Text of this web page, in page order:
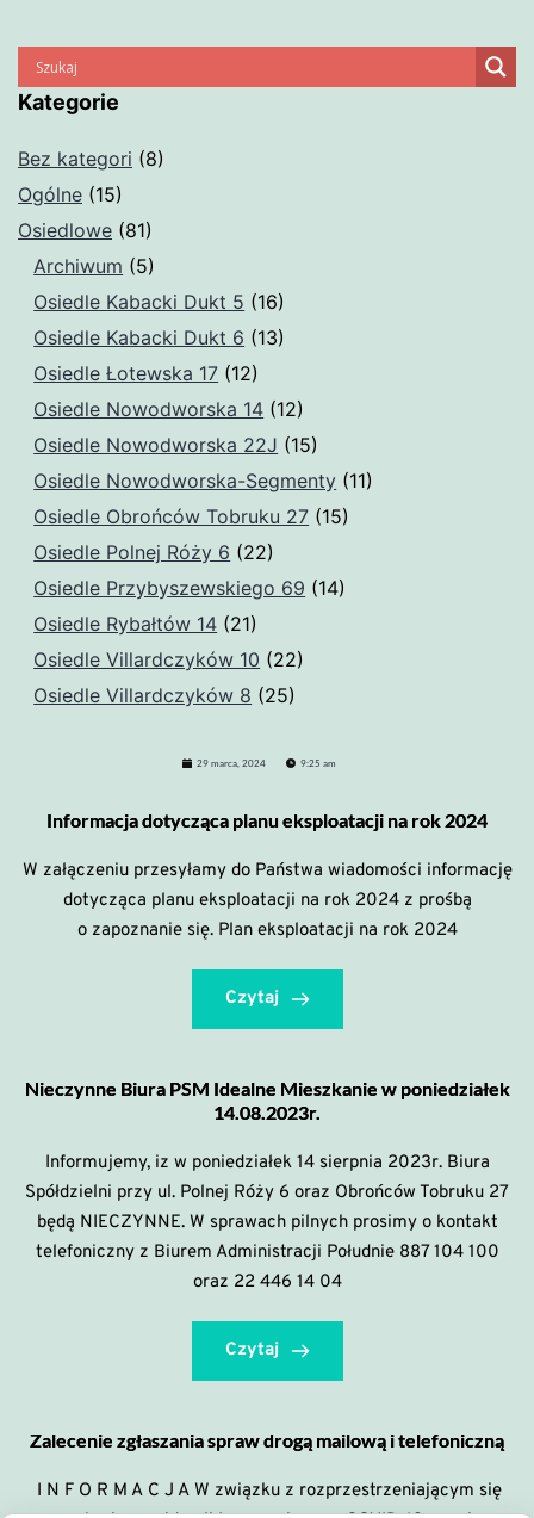
Kategorie
Bez kategori (8)
Ogólne (15)
Osiedlowe (81)
Archiwum (5)
Osiedle Kabacki Dukt 5 (16)
Osiedle Kabacki Dukt 6 (13)
Osiedle Łotewska 17 (12)
Osiedle Nowodworska 14 (12)
Osiedle Nowodworska 22J (15)
Osiedle Nowodworska-Segmenty (11)
Osiedle Obrońców Tobruku 27 (15)
Osiedle Polnej Róży 6 (22)
Osiedle Przybyszewskiego 69 (14)
Osiedle Rybałtów 14 (21)
Osiedle Villardczyków 10 (22)
Osiedle Villardczyków 8 (25)
29 marca, 2024 9:25 am
Informacja dotycząca planu eksploatacji na rok 2024
W załączeniu przesyłamy do Państwa wiadomości informację
dotycząca planu eksploatacji na rok 2024 z prośbą
o zapoznanie się. Plan eksploatacji na rok 2024
Czytaj
Nieczynne Biura PSM Idealne Mieszkanie w poniedziałek
14.08.2023r.
Informujemy, iz w poniedziałek 14 sierpnia 2023r. Biura
Spółdzielni przy ul. Polnej Róży 6 oraz Obrońców Tobruku 27
będą NIECZYNNE. W sprawach pilnych prosimy o kontakt
telefoniczny z Biurem Administracji Południe 887 104 100
oraz 22 446 14 04
Czytaj
Zalecenie zgłaszania spraw drogą mailową i telefoniczną
I N F O R M A C J A W związku z rozprzestrzeniającym się